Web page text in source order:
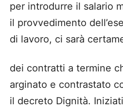
per introdurre il salario
il provvedimento
di lavoro, ci sarà
dei contratti a termine
arginato e contrastato
il decreto Dignità.